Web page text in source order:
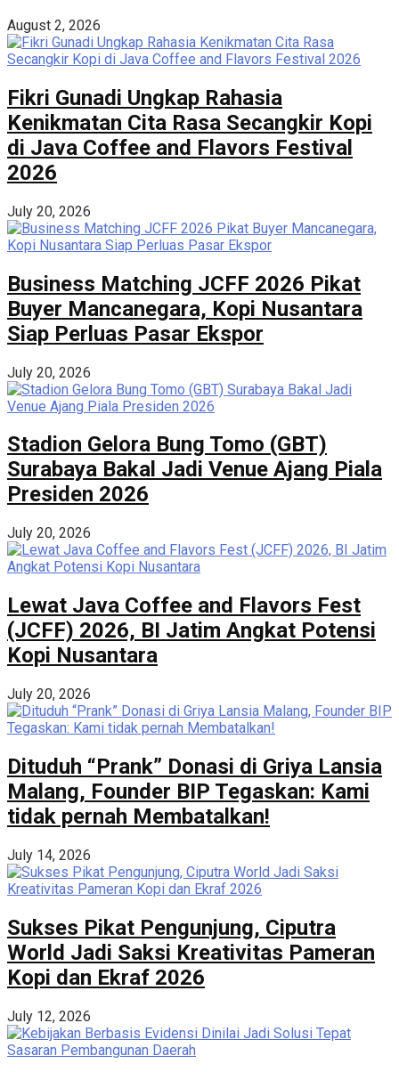
August 2, 2026
Fikri Gunadi Ungkap Rahasia
Kenikmatan Cita Rasa Secangkir Kopi
di Java Coffee and Flavors Festival
2026
July 20, 2026
Business Matching JCFF 2026 Pikat
Buyer Mancanegara, Kopi Nusantara
Siap Perluas Pasar Ekspor
July 20, 2026
Stadion Gelora Bung Tomo (GBT)
Surabaya Bakal Jadi Venue Ajang Piala
Presiden 2026
July 20, 2026
Lewat Java Coffee and Flavors Fest
(JCFF) 2026, BI Jatim Angkat Potensi
Kopi Nusantara
July 20, 2026
Dituduh “Prank” Donasi di Griya Lansia
Malang, Founder BIP Tegaskan: Kami
tidak pernah Membatalkan!
July 14, 2026
Sukses Pikat Pengunjung, Ciputra
World Jadi Saksi Kreativitas Pameran
Kopi dan Ekraf 2026
July 12, 2026